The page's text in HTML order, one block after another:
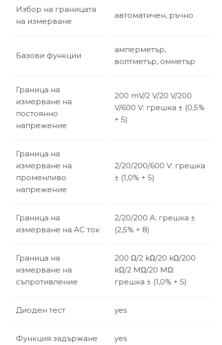
Избор на границата
на измерване
автоматичен, ръчно
Базови функции
амперметър,
волтметър, омметър
Граница на
измерване на
постоянно
напрежение
200 mV/2 V/20 V/200
V/600 V: грешка ± (0,5%
+ 5)
Граница на
измерване на
променливо
напрежение
2/20/200/600 V: грешка
± (1,0% + 5)
Граница на
измерване на AC ток
2/20/200 А: грешка ±
(2,5% + 8)
Граница на
измерване на
съпротивление
200 Ω/2 kΩ/20 kΩ/200
kΩ/2 MΩ/20 MΩ:
грешка ± (1,0% + 5)
Диоден тест yes
Функция задържане yes